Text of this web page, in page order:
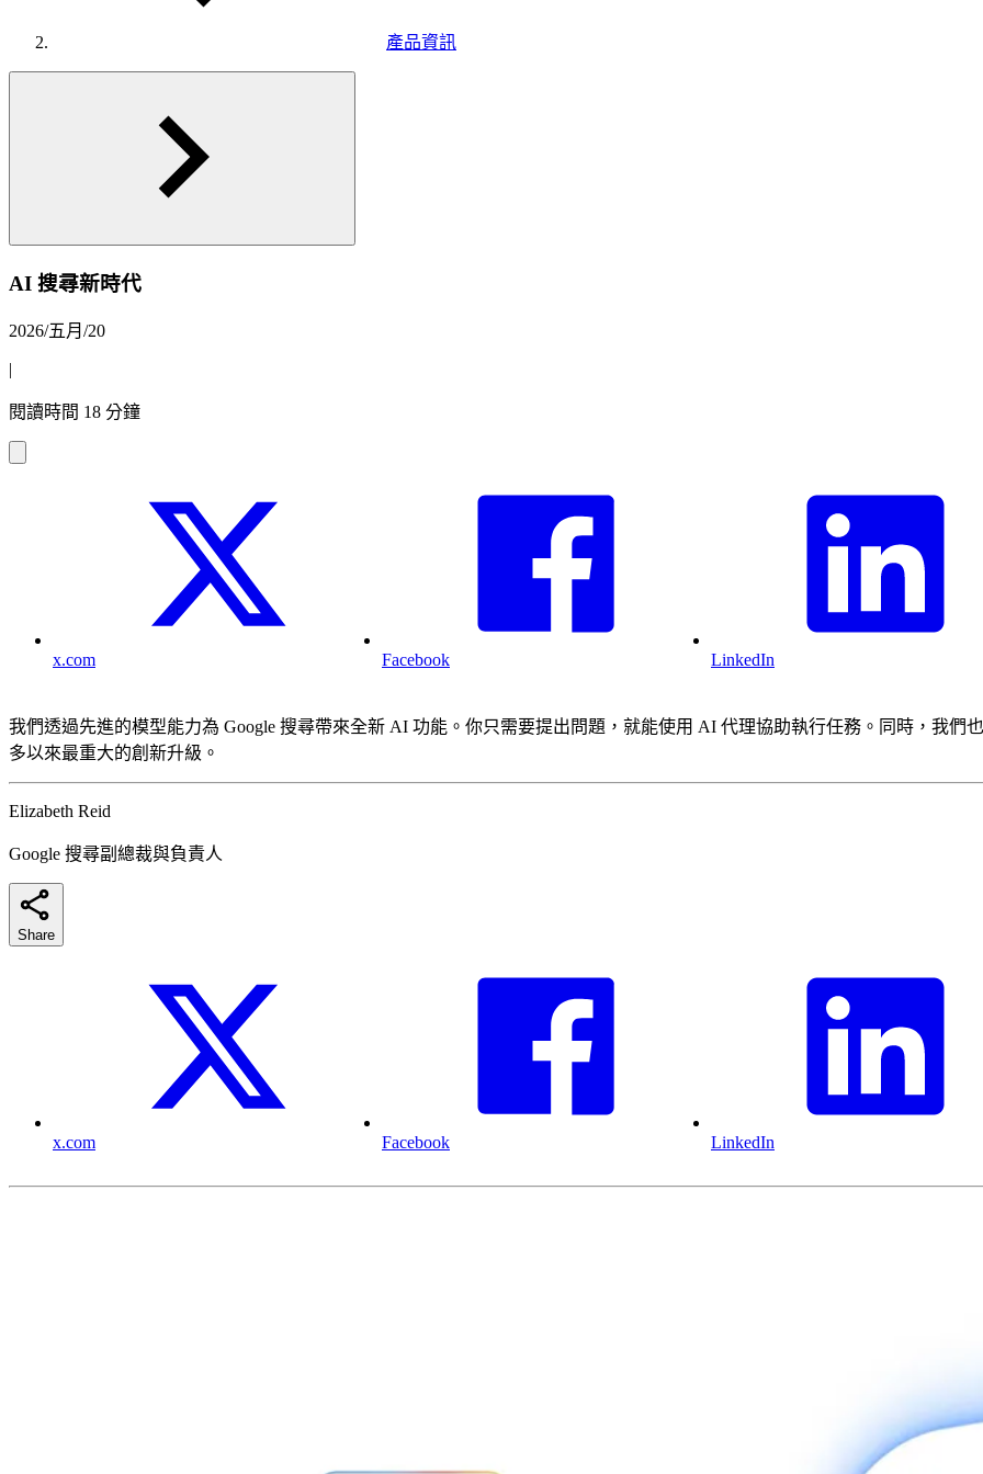
產品資訊
AI 搜尋新時代
2026/五月/20
|
閱讀時間 18 分鐘
x.com Facebook LinkedIn
我們透過先進的模型能力為 Google 搜尋帶來全新 AI 功能。你只需要提出問題，就能使用 AI 代理協助執行任務。同時，我們
多以來最重大的創新升級。
Elizabeth Reid
Google 搜尋副總裁與負責人
Share
x.com Facebook LinkedIn